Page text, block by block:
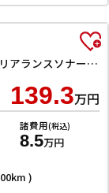
DX 軽バン CVT 衝突被害軽減システム クリアランスソナー レーンアシスト 両側スライドドア アイドリングストップ オートライト ESC エアコン パワーウィンドウ 運転席エアバッグ 助手席エアバッグ
139.3万円
諸費用(税込)
8.5万円
)